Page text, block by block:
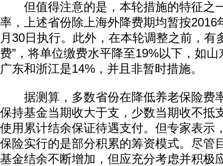
但值得注意的是，本轮措施的特征之
率，上述省份除上海外降费期均暂按2016
月30日执行。此外，在本轮调整之前，有
费”，将单位缴费水平降至19%以下，如
广东和浙江是14%，并且非暂时措施。
据测算，多数省份在降低养老保险费
保持基金当期收大于支，少数当期收不抵
使用累计结余保证待遇支付。但专家表示
保险实行的是部分积累的筹资模式。尽管
基金结余不断增加，但应充分考虑并积极